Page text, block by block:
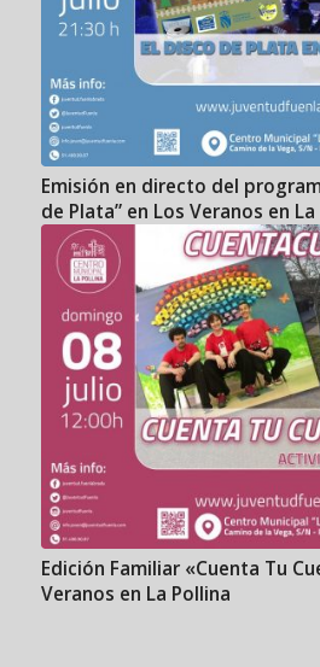
Emisión en directo del
de Plata” en Los Veranos en
Edición Familiar «Cuenta Tu
Veranos en La Pollina